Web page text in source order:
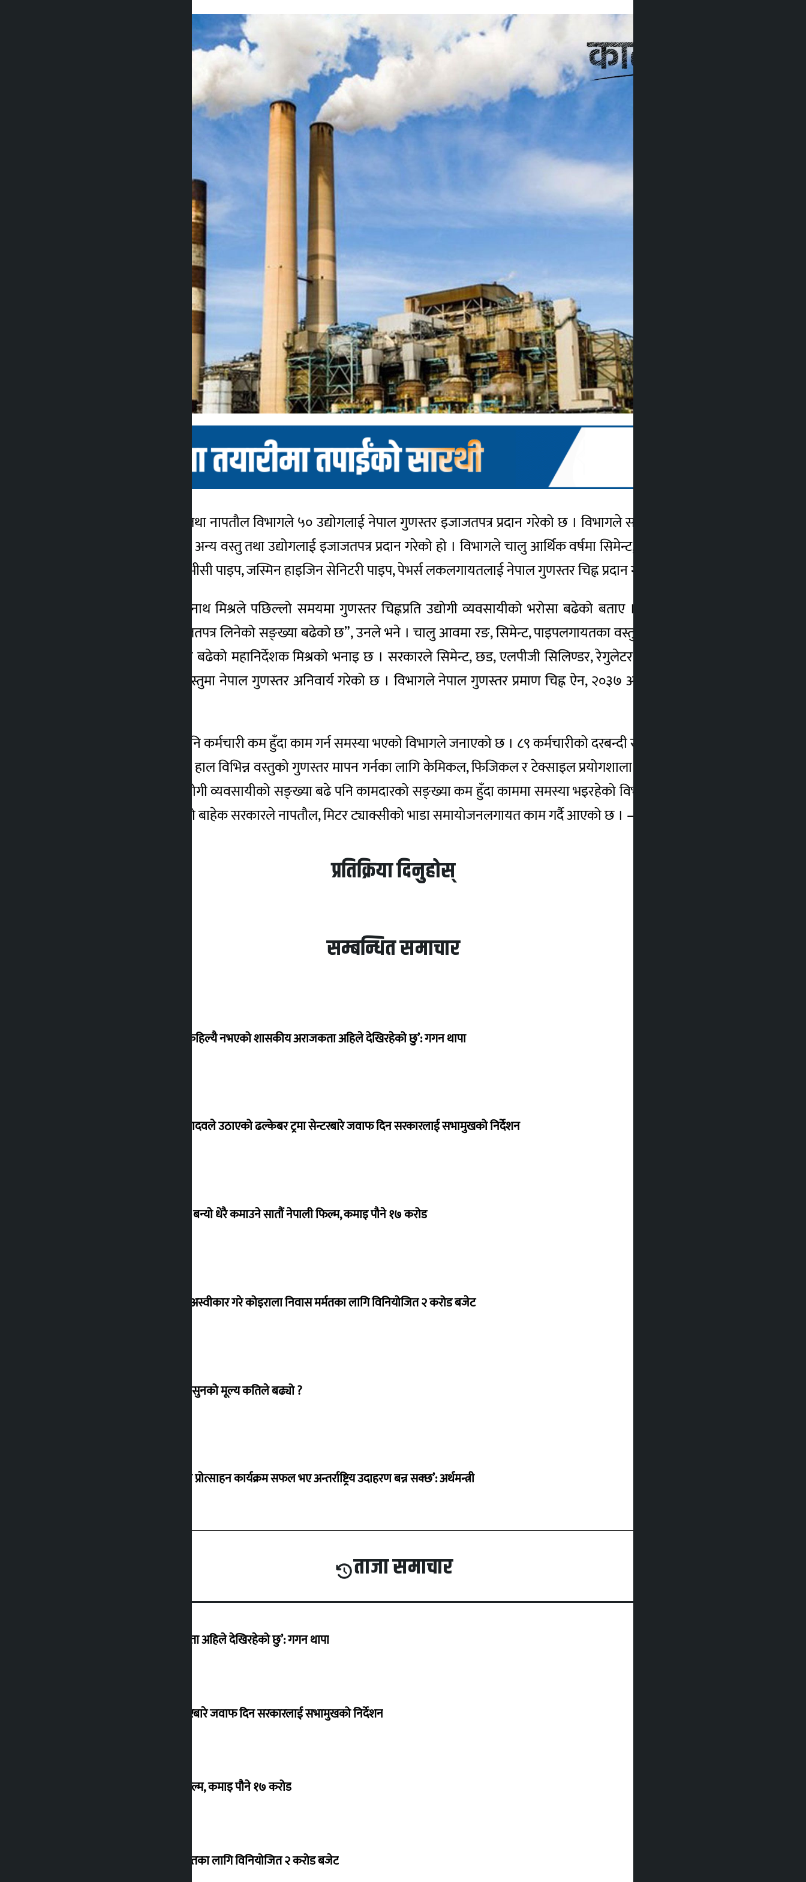
काठमाडौं । नेपाल गुणस्तर तथा नापतौल विभागले ५० उद्योगलाई नेपाल गुणस्तर इजाजतपत्र प्रदान गरेको छ । विभागले सरकारले नेपाल गुणस्तर लिन
अनिवार्य गरेका वस्तुका साथै अन्य वस्तु तथा उद्योगलाई इजाजतपत्र प्रदान गरेको हो । विभागले चालु आर्थिक वर्षमा सिमेन्ट, टीएमटी छड, रङ, एचडीपीई
पाइप, सीपीभीसी पाइप, यूपीभीसी पाइप, जस्मिन हाइजिन सेनिटरी पाइप, पेभर्स लकलगायतलाई नेपाल गुणस्तर चिह्न प्रदान गरेको हो ।
विभागका महानिर्देशक दिनानाथ मिश्रले पछिल्लो समयमा गुणस्तर चिह्नप्रति उद्योगी व्यवसायीको भरोसा बढेको बताए । “अघिल्ला वर्षको तुलनामा
यसवर्ष नेपाल गुणस्तर इजाजतपत्र लिनेको सङ्ख्या बढेको छ”, उनले भने । चालु आवमा रङ, सिमेन्ट, पाइपलगायतका वस्तुमा नेपाल गुणस्तर चिह्न लिने
उद्योगी व्यवसायीको सङ्ख्या बढेको महानिर्देशक मिश्रको भनाइ छ । सरकारले सिमेन्ट, छड, एलपीजी सिलिण्डर, रेगुलेटर, ग्यास पाइप, जीआई वायर,
पीभीसी केबुललगायत १५ वस्तुमा नेपाल गुणस्तर अनिवार्य गरेको छ । विभागले नेपाल गुणस्तर प्रमाण चिह्न ऐन, २०३७ अनुसार इजाजतपत्र प्रदान गर्दै
विभागको कार्यक्षेत्र धेरै भए पनि कर्मचारी कम हुँदा काम गर्न समस्या भएको विभागले जनाएको छ । ८९ कर्मचारीको दरबन्दी रहेको उक्त विभागमा हाल ६५
जना कार्यरत छन् । विभागमा हाल विभिन्न वस्तुको गुणस्तर मापन गर्नका लागि केमिकल, फिजिकल र टेक्साइल प्रयोगशाला छन् । पछिल्लो समय नेपाल
गुणस्तर प्रमाण चिह्न लिने उद्योगी व्यवसायीको सङ्ख्या बढे पनि कामदारको सङ्ख्या कम हुँदा काममा समस्या भइरहेको विभागका प्रवक्ता एवं सहसचिव
ज्योति जोशी भट्टले बताए । यो बाहेक सरकारले नापतौल, मिटर ट्याक्सीको भाडा समायोजनलगायत काम गर्दै आएको छ । –रासस
प्रतिक्रिया दिनुहोस्
सम्बन्धित समाचार
‘देशमा कहिल्यै नभएको शासकीय अराजकता अहिले देखिरहेको छु’: गगन थापा
सांसद यादवले उठाएको ढल्केबर ट्रमा सेन्टरबारे जवाफ दिन सरकारलाई सभामुखको निर्देशन
‘गौंथली’ बन्यो धेरै कमाउने सातौं नेपाली फिल्म, कमाइ पौने १७ करोड
शेखरले अस्वीकार गरे कोइराला निवास मर्मतका लागि विनियोजित २ करोड बजेट
शुक्रबार सुनको मूल्य कतिले बढ्यो ?
‘करदाता प्रोत्साहन कार्यक्रम सफल भए अन्तर्राष्ट्रिय उदाहरण बन्न सक्छ’: अर्थमन्त्री
ताजा समाचार
‘देशमा कहिल्यै नभएको शासकीय अराजकता अहिले देखिरहेको छु’: गगन थापा
सांसद यादवले उठाएको ढल्केबर ट्रमा सेन्टरबारे जवाफ दिन सरकारलाई सभामुखको निर्देशन
‘गौंथली’ बन्यो धेरै कमाउने सातौं नेपाली फिल्म, कमाइ पौने १७ करोड
शेखरले अस्वीकार गरे कोइराला निवास मर्मतका लागि विनियोजित २ करोड बजेट